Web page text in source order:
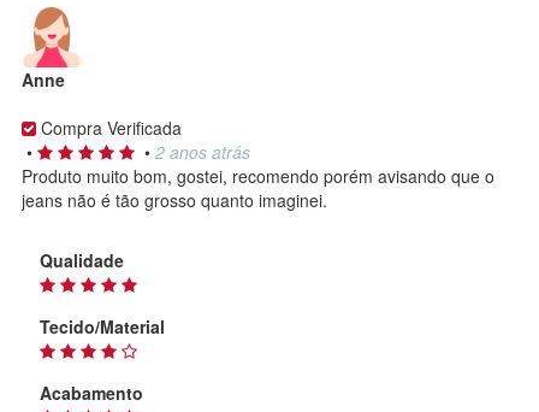
Anne
Compra Verificada
•
• 2 anos atrás
Produto muito bom, gostei, recomendo porém avisando que o
jeans não é tão grosso quanto imaginei.
Qualidade
Tecido/Material
Acabamento